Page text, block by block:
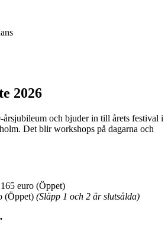
2026
och bjuder in till årets festival i
Det blir workshops på dagarna och
euro (Öppet)
(Öppet) (Släpp 1 och 2 är slutsålda)